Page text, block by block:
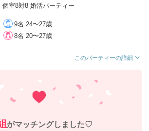
個室8対8 婚活パーティー
9名 24〜27歳
8名 20〜27歳
このパーティーの詳細
がマッチングしました♡